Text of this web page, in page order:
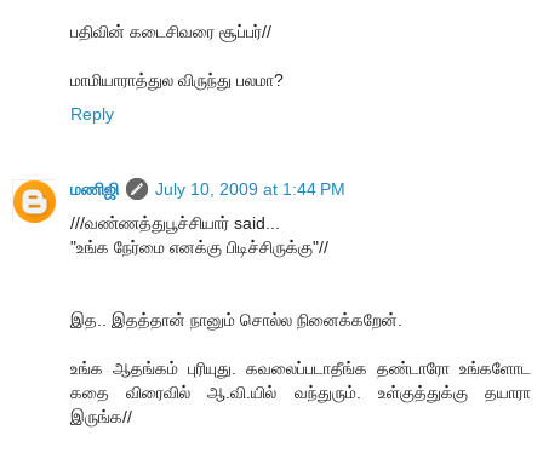
பதிவின் கடைசிவரை சூப்பர்//
மாமியாராத்துல விருந்து பலமா?
Reply
மணிஜி
July 10, 2009 at 1:44 PM
///வண்ணத்துபூச்சியார் said...
"உங்க நேர்மை எனக்கு பிடிச்சிருக்கு"//
இத.. இதத்தான் நானும் சொல்ல நினைக்கறேன்.
உங்க ஆதங்கம் புரியுது. கவலைப்படாதீங்க தண்டாரோ உங்களோட
கதை விரைவில் ஆ.வி.யில் வந்துரும். உள்குத்துக்கு தயாரா
இருங்க//